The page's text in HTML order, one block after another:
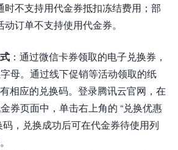
时不支持用代金券抵扣冻结费用；部
动订单不支持使用代金券。
：通过微信卡券领取的电子兑换券，
母。通过线下促销等活动领取的纸
相应的兑换码。登录腾讯云官网，在
券页面中，单击右上角的 “兑换优惠
码，兑换成功后可在代金券待使用列